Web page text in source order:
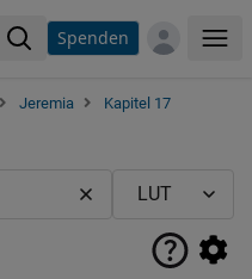
Spenden
Jeremia
Kapitel 17